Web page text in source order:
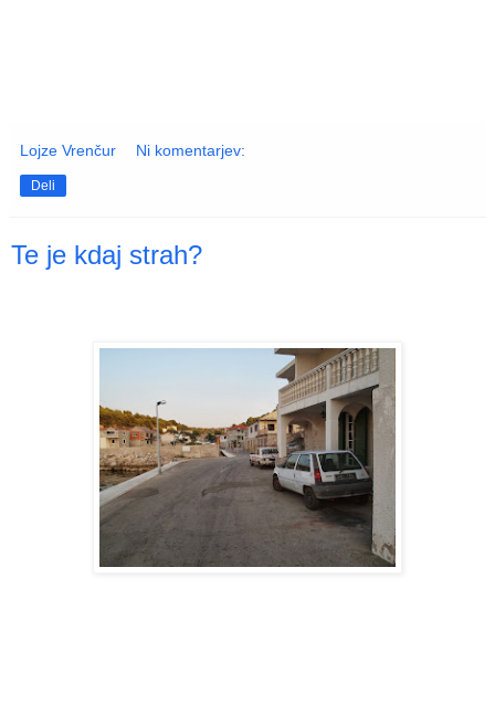
Lojze Vrenčur Ni komentarjev:
Deli
Te je kdaj strah?